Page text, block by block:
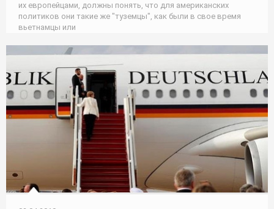
их европейцами, должны понять, что для американских
политиков они такие же "туземцы", как были в свое время
вьетнамцы или